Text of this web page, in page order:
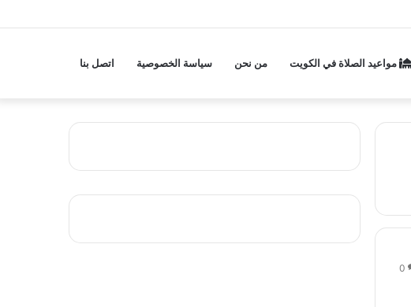
مواعيد الصلاة في الكويت من نحن سياسة الخصوصية اتصل بنا
0